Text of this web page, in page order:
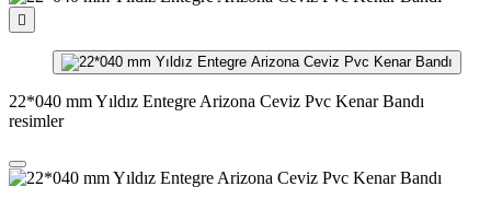

22*040 mm Yıldız Entegre Arizona Ceviz Pvc Kenar Bandı
resimler